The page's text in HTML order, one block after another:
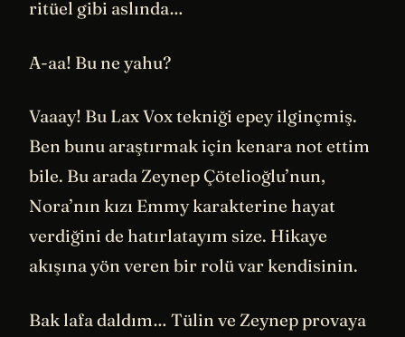
ritüel gibi aslında…
A-aa! Bu ne yahu?
Vaaay! Bu Lax Vox tekniği epey ilginçmiş.
Ben bunu araştırmak için kenara not ettim
bile. Bu arada Zeynep Çötelioğlu’nun,
Nora’nın kızı Emmy karakterine hayat
verdiğini de hatırlatayım size. Hikaye
akışına yön veren bir rolü var kendisinin.
Bak lafa daldım… Tülin ve Zeynep provaya